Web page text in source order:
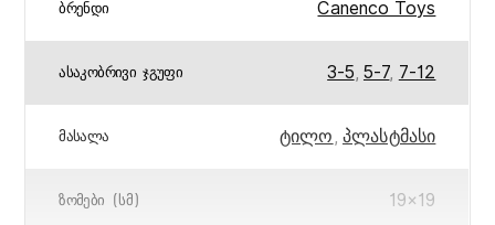
ᲑᲠᲔᲜᲓᲘ Canenco Toys
ᲐᲡᲐᲙᲝᲑᲠᲘᲕᲘ ᲯᲒᲣᲤᲘ 3-5, 5-7, 7-12
ᲛᲐᲡᲐᲚᲐ ტილო, პლასტმასი
ᲖᲝᲛᲔᲑᲘ (ᲡᲛ) 19×19